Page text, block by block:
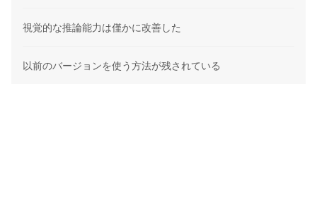
視覚的な推論能力は僅かに改善した
以前のバージョンを使う方法が残されている